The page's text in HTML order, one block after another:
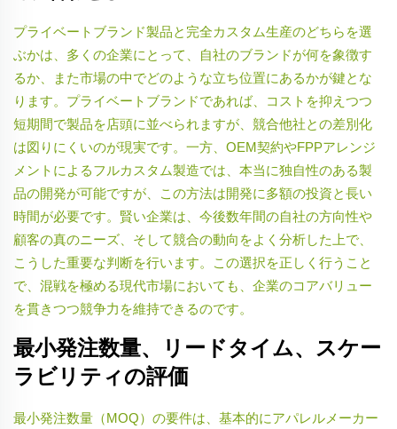
プライベートブランド製品と完全カスタム生産のどちらを選
ぶかは、多くの企業にとって、自社のブランドが何を象徴す
るか、また市場の中でどのような立ち位置にあるかが鍵とな
ります。プライベートブランドであれば、コストを抑えつつ
短期間で製品を店頭に並べられますが、競合他社との差別化
は図りにくいのが現実です。一方、OEM契約やFPPアレンジ
メントによるフルカスタム製造では、本当に独自性のある製
品の開発が可能ですが、この方法は開発に多額の投資と長い
時間が必要です。賢い企業は、今後数年間の自社の方向性や
顧客の真のニーズ、そして競合の動向をよく分析した上で、
こうした重要な判断を行います。この選択を正しく行うこと
で、混戦を極める現代市場においても、企業のコアバリュー
を貫きつつ競争力を維持できるのです。
最小発注数量、リードタイム、スケー
ラビリティの評価
最小発注数量（MOQ）の要件は、基本的にアパレルメーカー